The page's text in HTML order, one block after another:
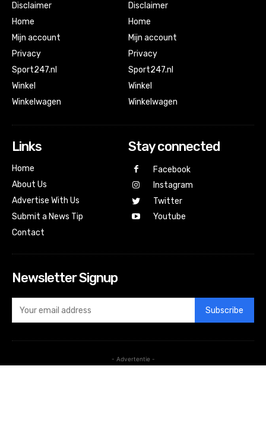
Disclaimer
Home
Mijn account
Privacy
Sport247.nl
Winkel
Winkelwagen
Disclaimer
Home
Mijn account
Privacy
Sport247.nl
Winkel
Winkelwagen
Links
Home
About Us
Advertise With Us
Submit a News Tip
Contact
Stay connected
Facebook
Instagram
Twitter
Youtube
Newsletter Signup
Subscribe
- Advertentie -